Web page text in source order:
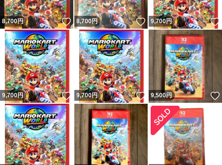
8,700円 いいね！
8,700円 いいね！
9,700円
9,700円 いいね！
9,700円 いいね！
9,500円